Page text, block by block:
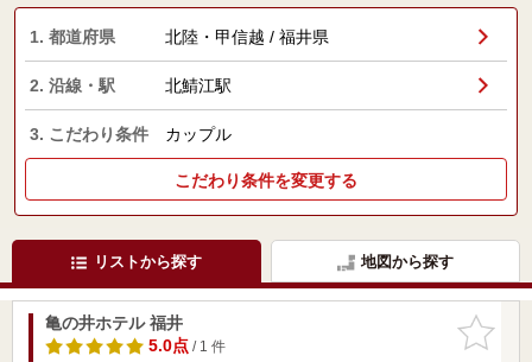
1. 都道府県 北陸・甲信越 / 福井県
2. 沿線・駅 北鯖江駅
3. こだわり条件 カップル
こだわり条件を変更する
リストから探す 地図から探す
お気に入
りに追加
亀の井ホテル 福井
5.0点/ 1 件